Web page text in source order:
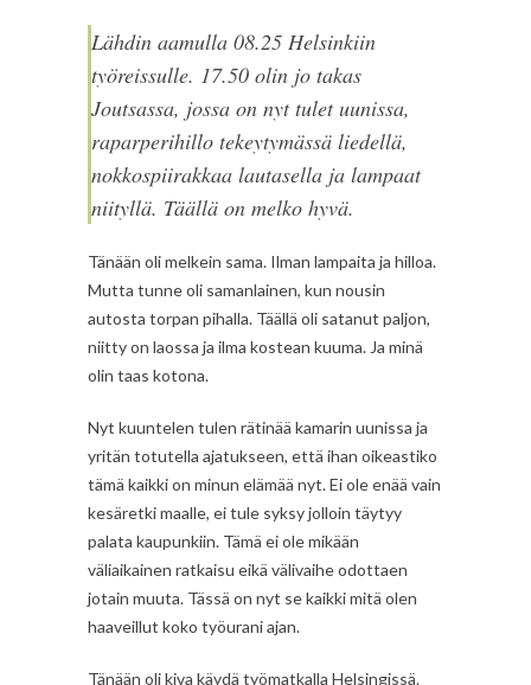
Lähdin aamulla 08.25 Helsinkiin
työreissulle. 17.50 olin jo takas
Joutsassa, jossa on nyt tulet uunissa,
raparperihillo tekeytymässä liedellä,
nokkospiirakkaa lautasella ja lampaat
niityllä. Täällä on melko hyvä.
Tänään oli melkein sama. Ilman lampaita ja hilloa.
Mutta tunne oli samanlainen, kun nousin
autosta torpan pihalla. Täällä oli satanut paljon,
niitty on laossa ja ilma kostean kuuma. Ja minä
olin taas kotona.
Nyt kuuntelen tulen rätinää kamarin uunissa ja
yritän totutella ajatukseen, että ihan oikeastiko
tämä kaikki on minun elämää nyt. Ei ole enää vain
kesäretki maalle, ei tule syksy jolloin täytyy
palata kaupunkiin. Tämä ei ole mikään
väliaikainen ratkaisu eikä välivaihe odottaen
jotain muuta. Tässä on nyt se kaikki mitä olen
haaveillut koko työurani ajan.
Tänään oli kiva käydä työmatkalla Helsingissä.